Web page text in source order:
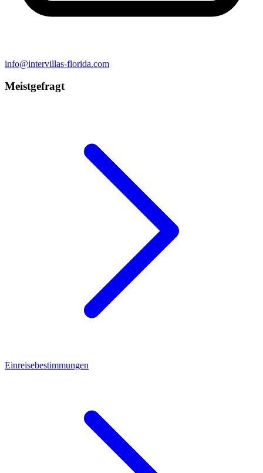
info@intervillas-florida.com
Meistgefragt
Einreisebestimmungen